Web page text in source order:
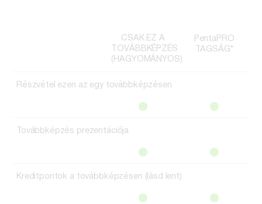
CSAK EZ A
TOVÁBBKÉPZÉS
(HAGYOMÁNYOS)
PentaPRO
TAGSÁG*
Részvétel ezen az egy továbbképzésen
Továbbképzés prezentációja
Kreditpontok a továbbképzésen (lásd lent)